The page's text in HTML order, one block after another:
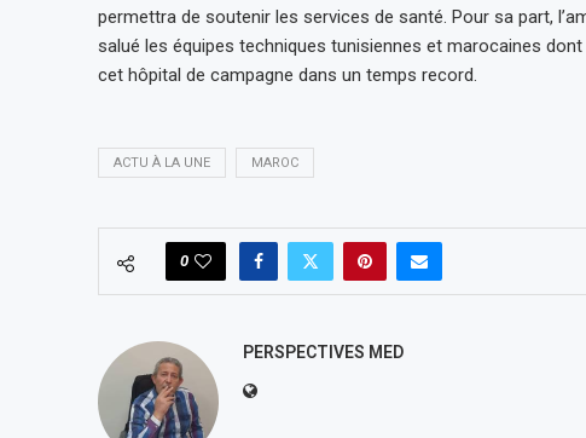
permettra de soutenir les services de santé. Pour sa part,
salué les équipes techniques tunisiennes et marocaines
cet hôpital de campagne dans un temps record.
ACTU À LA UNE MAROC
0
PERSPECTIVES MED